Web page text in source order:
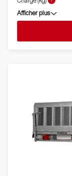
Afficher plus